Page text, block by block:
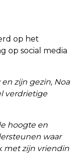
op het
op social media
zijn gezin, Noa
verdrietige
hoogte en
waar
met zijn vriendin